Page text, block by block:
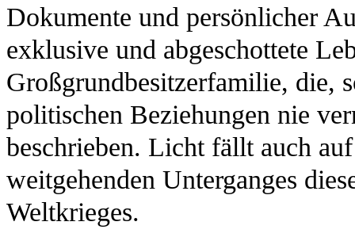
Dokumente und persönlicher
exklusive und abgeschottete
Großgrundbesitzerfamilie, die,
politischen Beziehungen nie
beschrieben. Licht fällt auch
weitgehenden Unterganges
Weltkrieges.